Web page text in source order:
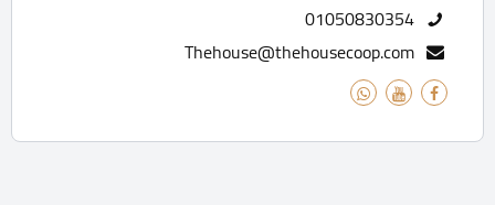
01050830354
Thehouse@thehousecoop.com